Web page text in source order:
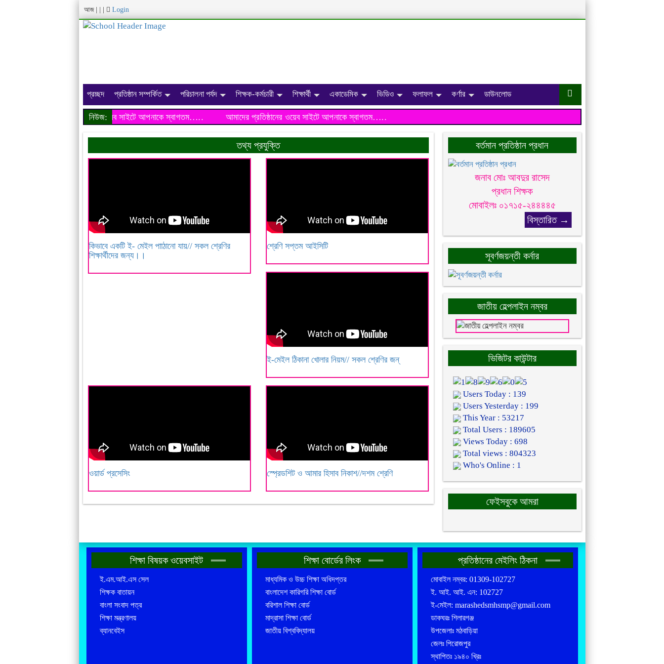
আজ Login
প্রচ্ছদ প্রতিষ্ঠান সম্পর্কিত পরিচালনা পর্যদ শিক্ষক-কর্মচারী শিক্ষার্থী একাডেমিক ভিডিও ফলাফল কর্ণার ডাউনলোড
নিউজ: আমাদের প্রতিষ্ঠানের ওয়েব সাইটে আপনাকে স্বাগতম…..
আমাদের প্রতিষ্ঠানের ওয়েব সাইটে আপনাকে স্বাগতম…..
তথ্য প্রযুক্তি
কিভাবে একটি ই- মেইল পাাঠানো যায়// সকল শ্রেণির
শিক্ষার্থীদের জন্য।।
শ্রেণি সপ্তম আইসিটি
ই-মেইল ঠিকানা খোলার নিয়ম// সকল শ্রেণির জন্
ওয়ার্ড প্রসেসিং স্প্রেডশিট ও আমার হিসাব নিকাশ//দশম শ্রেণি
বর্তমান প্রতিষ্ঠান প্রধান
জনাব মোঃ আবদুর রাসেদ
প্রধান শিক্ষক
মোবাইলঃ ০১৭১৫-২৪৪৪৪৫
বিস্তারিত →
সূবর্ণজয়ন্তী কর্নার
জাতীয় হেল্পলাইন নম্বর
ভিজিটর কাউন্টার
Users Today : 139
Users Yesterday : 199
This Year : 53217
Total Users : 189605
Views Today : 698
Total views : 804323
Who's Online : 1
ফেইসবুকে আমরা
শিক্ষা বিষয়ক ওয়েবসাইট
ই.এম.আই.এস সেল
শিক্ষক বাতায়ন
বাংলা সংবাদ পত্র
শিক্ষা মন্ত্রণালয়
ব্যানবেইস
শিক্ষা বোর্ডের লিংক
মাধ্যমিক ও উচ্চ শিক্ষা অধিদপ্তর
বাংলাদেশ কারিগরি শিক্ষা বোর্ড
বরিশাল শিক্ষা বোর্ড
মাদ্রাসা শিক্ষা বোর্ড
জাতীয় বিশ্ববিদ্যালয়
প্রতিষ্ঠানের মেইলিং ঠিকনা
মোবাইল নম্বর: 01309-102727
ই. আই. আই. এন: 102727
ই-মেইল: marashedsmhsmp@gmail.com
ডাকঘরঃ শিলারগঞ্জ
উপজেলাঃ মঠবাড়িয়া
জেলঃ পিরোজপুর
স্থাপিতঃ ১৯৪০ খ্রিঃ